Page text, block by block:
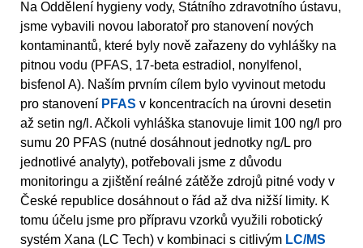
Na Oddělení hygieny vody, Státního zdravotního ústavu,
jsme vybavili novou laboratoř pro stanovení nových
kontaminantů, které byly nově zařazeny do vyhlášky na
pitnou vodu (PFAS, 17-beta estradiol, nonylfenol,
bisfenol A). Naším prvním cílem bylo vyvinout metodu
pro stanovení PFAS v koncentracích na úrovni desetin
až setin ng/l. Ačkoli vyhláška stanovuje limit 100 ng/l pro
sumu 20 PFAS (nutné dosáhnout jednotky ng/L pro
jednotlivé analyty), potřebovali jsme z důvodu
monitoringu a zjištění reálné zátěže zdrojů pitné vody v
České republice dosáhnout o řád až dva nižší limity. K
tomu účelu jsme pro přípravu vzorků využili robotický
systém Xana (LC Tech) v kombinaci s citlivým LC/MS